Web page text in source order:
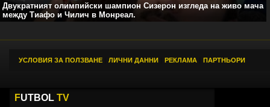
Двукратният олимпийски шампион Сизерон изгледа на живо мача
между Тиафо и Чилич в Монреал.
УСЛОВИЯ ЗА ПОЛЗВАНЕ ЛИЧНИ ДАННИ РЕКЛАМА ПАРТНЬОРИ
FUTBOL TV